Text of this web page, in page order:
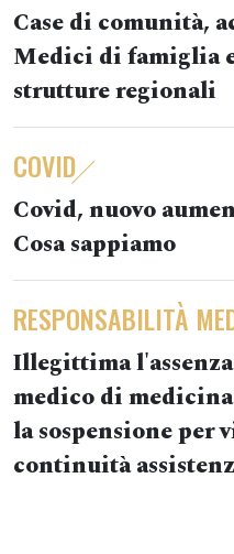
Case di comunità,
Medici di famiglia
strutture regionali
COVID
Covid, nuovo
Cosa sappiamo
RESPONSABILITÀ
Illegittima
medico di
la sospensione per
continuità